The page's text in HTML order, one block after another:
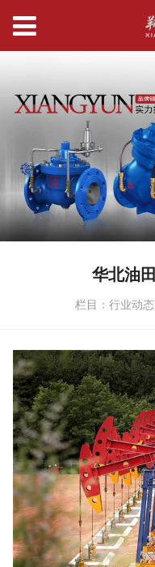
华北油
栏目：行业动态